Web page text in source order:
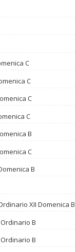
C
C
C
C
B
C
B
XII Domenica B
B
B